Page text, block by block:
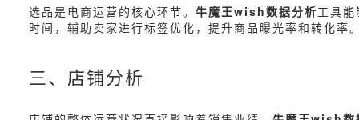
选品是电商运营的核心环节。 牛魔王wish数据分析工具
时间，辅助卖家进行标签优化，提升商品曝光率和转化
三、店铺分析